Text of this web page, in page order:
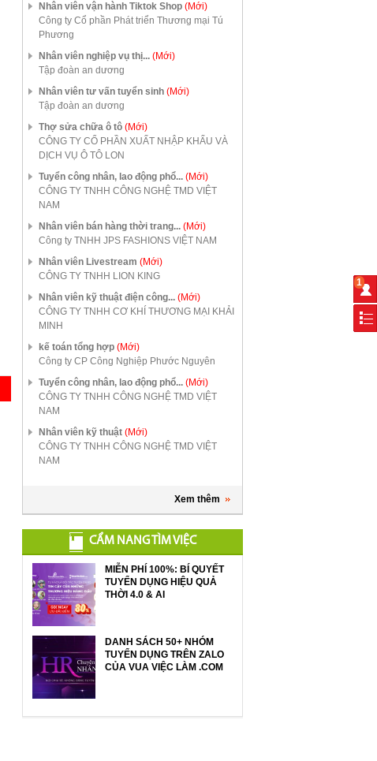
Nhân viên vận hành Tiktok Shop (Mới)
Công ty Cổ phần Phát triển Thương mại Tú
Phương
Nhân viên nghiệp vụ thị... (Mới)
Tập đoàn an dương
Nhân viên tư vấn tuyển sinh (Mới)
Tập đoàn an dương
Thợ sửa chữa ô tô (Mới)
CÔNG TY CỔ PHẦN XUẤT NHẬP KHẨU VÀ
DỊCH VỤ Ô TÔ LON
Tuyển công nhân, lao động phổ... (Mới)
CÔNG TY TNHH CÔNG NGHỆ TMD VIỆT
NAM
Nhân viên bán hàng thời trang... (Mới)
Công ty TNHH JPS FASHIONS VIỆT NAM
Nhân viên Livestream (Mới)
CÔNG TY TNHH LION KING
Nhân viên kỹ thuật điện công... (Mới)
CÔNG TY TNHH CƠ KHÍ THƯƠNG MẠI KHẢI
MINH
kế toán tổng hợp (Mới)
Công ty CP Công Nghiệp Phước Nguyên
Tuyển công nhân, lao động phổ... (Mới)
CÔNG TY TNHH CÔNG NGHỆ TMD VIỆT
NAM
Nhân viên kỹ thuật (Mới)
CÔNG TY TNHH CÔNG NGHỆ TMD VIỆT
NAM
Xem thêm
CẨM NANG TÌM VIỆC
MIỄN PHÍ 100%: BÍ QUYẾT
TUYỂN DỤNG HIỆU QUẢ
THỜI 4.0 & AI
DANH SÁCH 50+ NHÓM
TUYỂN DỤNG TRÊN ZALO
CỦA VUA VIỆC LÀM .COM
1